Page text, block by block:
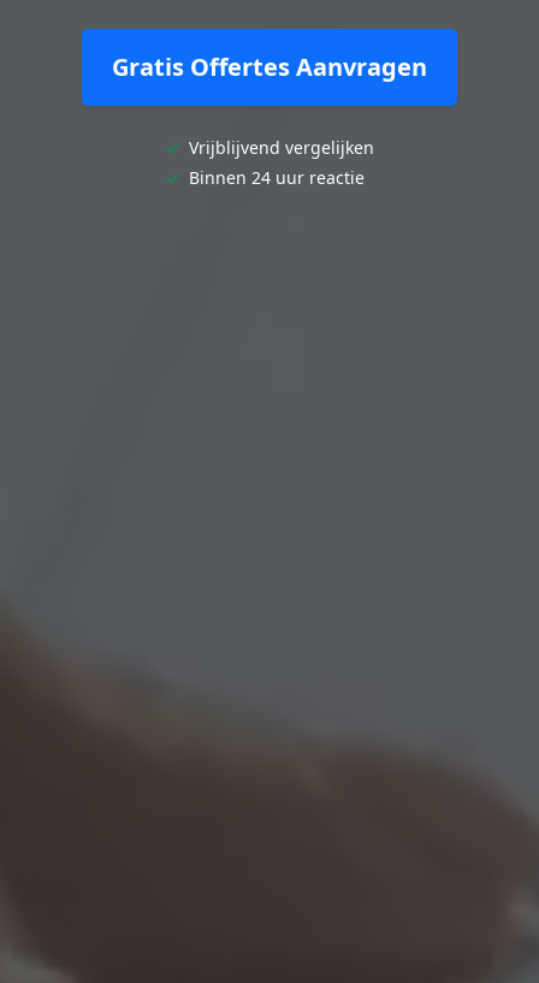
Gratis Offertes Aanvragen
✓ Vrijblijvend vergelijken
✓ Binnen 24 uur reactie